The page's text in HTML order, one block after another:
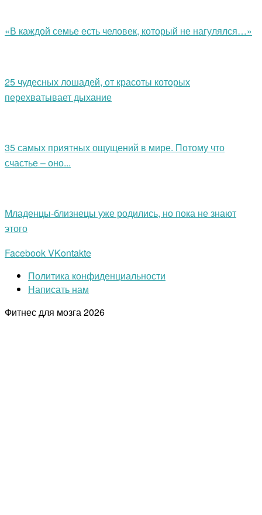
«В каждой семье есть человек, который не нагулялся…»
25 чудесных лошадей, от красоты которых
перехватывает дыхание
35 самых приятных ощущений в мире. Потому что
счастье – оно...
Младенцы-близнецы уже родились, но пока не знают
этого
FacebookVKontakte
Политика конфиденциальности
Написать нам
Фитнес для мозга2026